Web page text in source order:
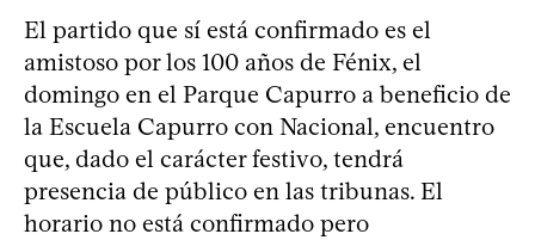
El partido que sí está confirmado es el
amistoso por los 100 años de Fénix, el
domingo en el Parque Capurro a beneficio de
la Escuela Capurro con Nacional, encuentro
que, dado el carácter festivo, tendrá
presencia de público en las tribunas. El
horario no está confirmado pero